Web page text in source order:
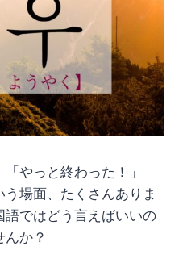
やっと終わった！」
う場面、たくさんありま
ではどう言えばいいの
か？